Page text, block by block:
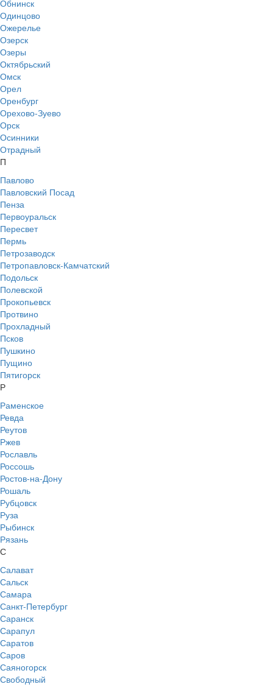
Обнинск
Одинцово
Ожерелье
Озерск
Озеры
Октябрьский
Омск
Орел
Оренбург
Орехово-Зуево
Орск
Осинники
Отрадный
П
Павлово
Павловский Посад
Пенза
Первоуральск
Пересвет
Пермь
Петрозаводск
Петропавловск-Камчатский
Подольск
Полевской
Прокопьевск
Протвино
Прохладный
Псков
Пушкино
Пущино
Пятигорск
Р
Раменское
Ревда
Реутов
Ржев
Рославль
Россошь
Ростов-на-Дону
Рошаль
Рубцовск
Руза
Рыбинск
Рязань
С
Салават
Сальск
Самара
Санкт-Петербург
Саранск
Сарапул
Саратов
Саров
Саяногорск
Свободный